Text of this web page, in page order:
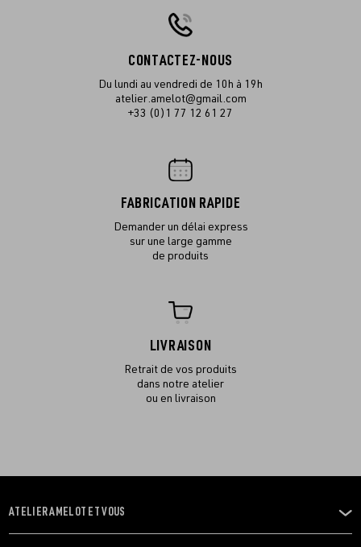
CONTACTEZ-NOUS
Du lundi au vendredi de 10h à 19h
atelier.amelot@gmail.com
+33 (0)1 77 12 61 27
FABRICATION RAPIDE
Demander un délai express
sur une large gamme
de produits
LIVRAISON
Retrait de vos produits
dans notre atelier
ou en livraison
OUVRIR
LE
ATELIER AMELOT ET VOUS